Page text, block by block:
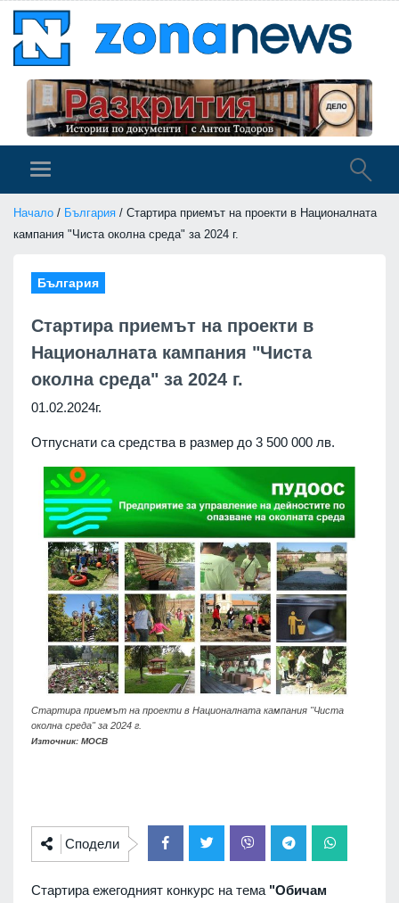
Начало / България / Стартира приемът на проекти в Националната
кампания "Чиста околна среда" за 2024 г.
България
Стартира приемът на проекти в
Националната кампания "Чиста
околна среда" за 2024 г.
01.02.2024г.
Отпуснати са средства в размер до 3 500 000 лв.
Стартира приемът на проекти в Националната кампания "Чиста
околна среда" за 2024 г.
Източник: МОСВ
Сподели
Стартира ежегодният конкурс на тема "Обичам